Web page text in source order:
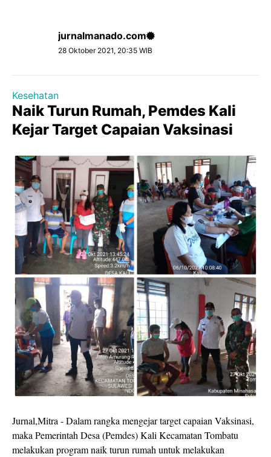
jurnalmanado.com
28 Oktober 2021, 20:35 WIB
Kesehatan
Naik Turun Rumah, Pemdes Kali
Kejar Target Capaian Vaksinasi
Jurnal,Mitra - Dalam rangka mengejar target capaian Vaksinasi,
maka Pemerintah Desa (Pemdes) Kali Kecamatan Tombatu
melakukan program naik turun rumah untuk melakukan